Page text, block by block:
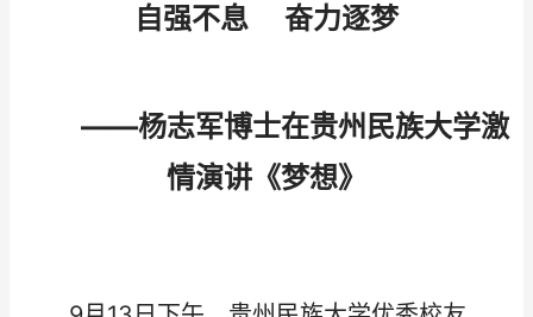
自强不息 奋力逐梦
——杨志军博士在贵州民族大学激
情演讲《梦想》